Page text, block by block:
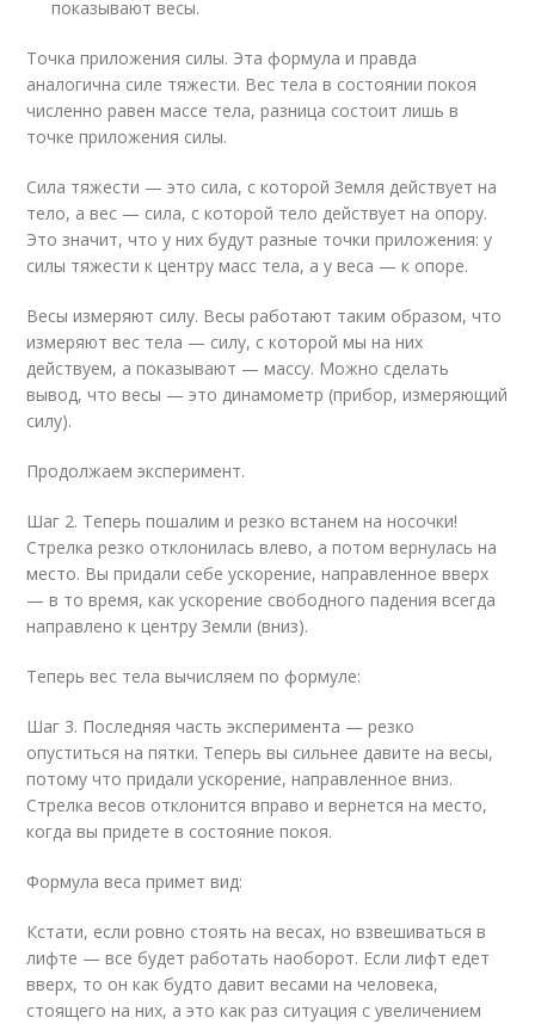
показывают весы.
Точка приложения силы. Эта формула и правда
аналогична силе тяжести. Вес тела в состоянии покоя
численно равен массе тела, разница состоит лишь в
точке приложения силы.
Сила тяжести — это сила, с которой Земля действует на
тело, а вес — сила, с которой тело действует на опору.
Это значит, что у них будут разные точки приложения: у
силы тяжести к центру масс тела, а у веса — к опоре.
Весы измеряют силу. Весы работают таким образом, что
измеряют вес тела — силу, с которой мы на них
действуем, а показывают — массу. Можно сделать
вывод, что весы — это динамометр (прибор, измеряющий
силу).
Продолжаем эксперимент.
Шаг 2. Теперь пошалим и резко встанем на носочки!
Стрелка резко отклонилась влево, а потом вернулась на
место. Вы придали себе ускорение, направленное вверх
— в то время, как ускорение свободного падения всегда
направлено к центру Земли (вниз).
Теперь вес тела вычисляем по формуле:
Шаг 3. Последняя часть эксперимента — резко
опуститься на пятки. Теперь вы сильнее давите на весы,
потому что придали ускорение, направленное вниз.
Стрелка весов отклонится вправо и вернется на место,
когда вы придете в состояние покоя.
Формула веса примет вид:
Кстати, если ровно стоять на весах, но взвешиваться в
лифте — все будет работать наоборот. Если лифт едет
вверх, то он как будто давит весами на человека,
стоящего на них, а это как раз ситуация с увеличением